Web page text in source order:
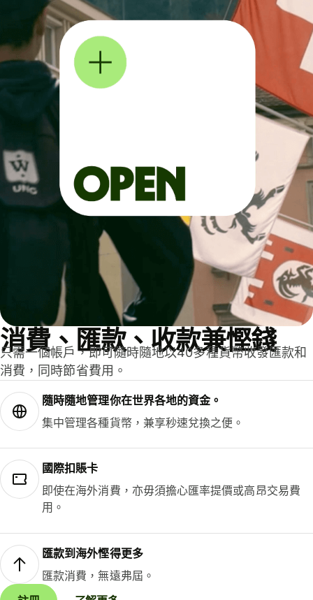
消費、匯款、收款兼慳錢
只需一個帳戶，即可隨時隨地以40多種貨幣收發匯款和
消費，同時節省費用。
隨時隨地管理你在世界各地的資金。
集中管理各種貨幣，兼享秒速兌換之便。
國際扣賬卡
即使在海外消費，亦毋須擔心匯率提價或高昂交易費
用。
匯款到海外慳得更多
匯款消費，無遠弗屆。